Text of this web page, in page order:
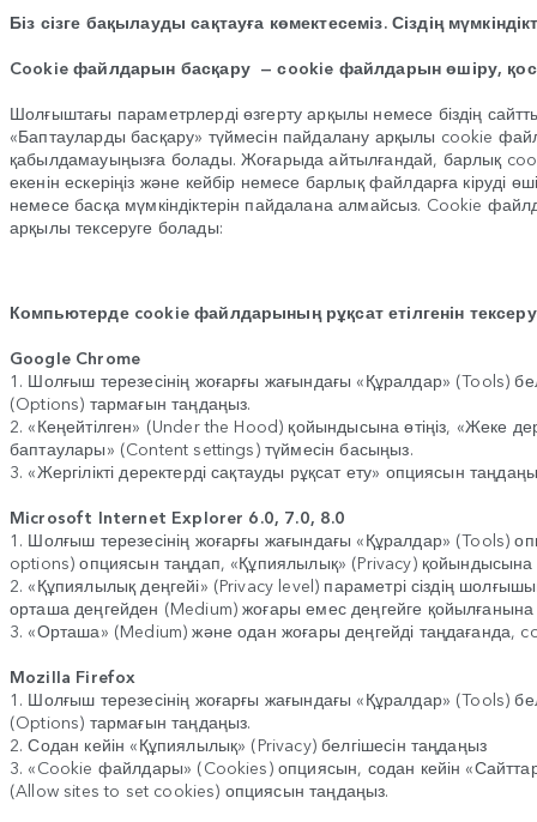
Біз сізге бақылауды сақтауға көмектесеміз. Сіздің
Cookie файлдарын басқару — сookie файлдарын өшіру,
Шолғыштағы параметрлерді өзгерту арқылы немесе біздің
«Баптауларды басқару» түймесін пайдалану арқылы cookie
қабылдамауыңызға болады. Жоғарыда айтылғандай, барлық
екенін ескеріңіз және кейбір немесе барлық файлдарға кіруді
немесе басқа мүмкіндіктерін пайдалана алмайсыз. Cookie
арқылы тексеруге болады:
Компьютерде cookie файлдарының рұқсат етілгенін
Google Chrome
1. Шолғыш терезесінің жоғарғы жағындағы «Құралдар» (Tools)
(Options) тармағын таңдаңыз.
2. «Кеңейтілген» (Under the Hood) қойындысына өтіңіз, «Жеке
баптаулары» (Content settings) түймесін басыңыз.
3. «Жергілікті деректерді сақтауды рұқсат ету» опциясын
Microsoft Internet Explorer 6.0, 7.0, 8.0
1. Шолғыш терезесінің жоғарғы жағындағы «Құралдар» (Tools)
options) опциясын таңдап, «Құпиялылық» (Privacy) қойындысына
2. «Құпиялылық деңгейі» (Privacy level) параметрі сіздің
орташа деңгейден (Medium) жоғары емес деңгейге қойылғанына
3. «Орташа» (Medium) және одан жоғары деңгейді таңдағанда,
Mozilla Firefox
1. Шолғыш терезесінің жоғарғы жағындағы «Құралдар» (Tools)
(Options) тармағын таңдаңыз.
2. Содан кейін «Құпиялылық» (Privacy) белгішесін таңдаңыз
3. «Cookie файлдары» (Cookies) опциясын, содан кейін
(Allow sites to set cookies) опциясын таңдаңыз.